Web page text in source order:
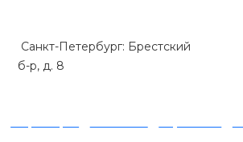
Санкт-Петербург: Брестский
б-р, д. 8